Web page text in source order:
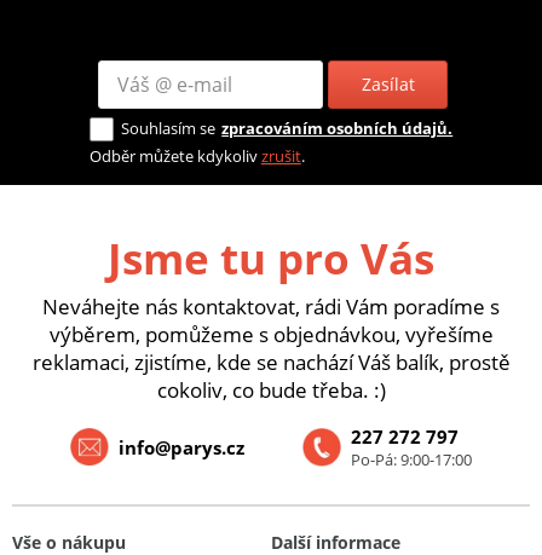
Zasílat
Souhlasím se zpracováním osobních údajů.
Odběr můžete kdykolivzrušit.
Jsme tu pro Vás
Neváhejte nás kontaktovat, rádi Vám poradíme s
výběrem, pomůžeme s objednávkou, vyřešíme
reklamaci, zjistíme, kde se nachází Váš balík, prostě
cokoliv, co bude třeba. :)
227 272 797
Po-Pá: 9:00-17:00
info@parys.cz
Vše o nákupu
Další informace